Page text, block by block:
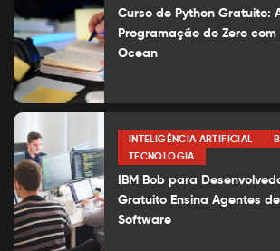
Curso de Python Gratuito:
Programação do Zero com
Ocean
INTELIGÊNCIA ARTIFICIAL
TECNOLOGIA
IBM Bob para
Gratuito Ensina Agentes
Software